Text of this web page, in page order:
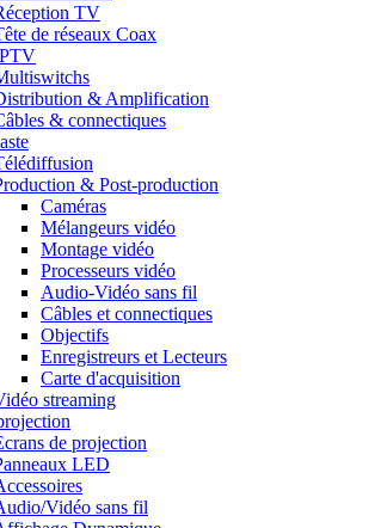
TV
de réseaux Coax
& Amplification
& connectiques
& Post-production
Caméras
Mélangeurs vidéo
Montage vidéo
Processeurs vidéo
Audio-Vidéo sans fil
Câbles et connectiques
Objectifs
Enregistreurs et Lecteurs
Carte d'acquisition
streaming
de projection
LED
Vidéo sans fil